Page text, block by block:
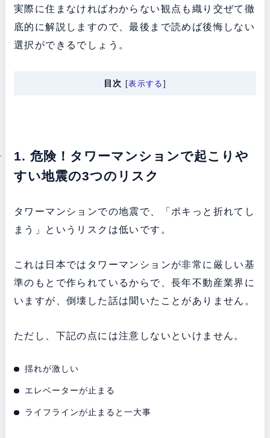
実際に住まなければわからない観点も織り交ぜて徹
底的に解説しますので、最後まで読めば後悔しない
選択ができるでしょう。
目次 [表示する
1. 危険！タワーマンションで起こりや
すい地震の3つのリスク
タワーマンションでの地震で、「ポキっと折れてし
まう」というリスクは低いです。
これは日本ではタワーマンションが非常に厳しい基
準のもとで作られているからで、長年不動産業界に
いますが、倒壊した話は聞いたことがありません。
ただし、下記の点には注意しないといけません。
揺れが激しい
エレベーターが止まる
ライフラインが止まると一大事